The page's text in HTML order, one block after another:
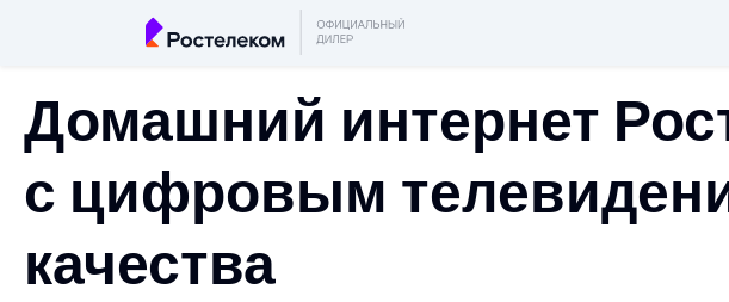
Домашний интернет
с цифровым
качества